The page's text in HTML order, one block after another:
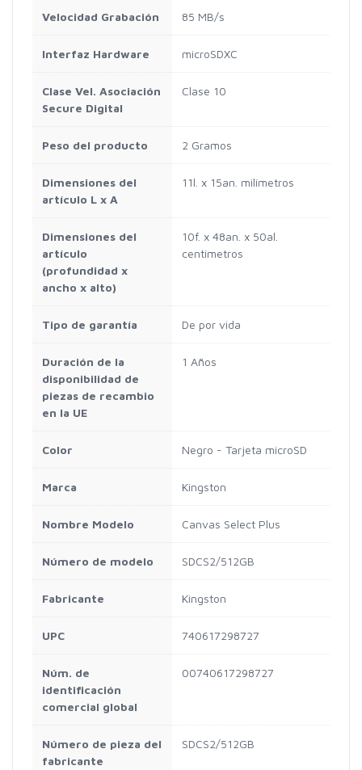
Velocidad Grabación 85 MB/s
Interfaz Hardware microSDXC
Clase Vel. Asociación
Secure Digital
Clase 10
Peso del producto 2 Gramos
Dimensiones del
artículo L x A
11l. x 15an. milímetros
Dimensiones del
artículo
(profundidad x
ancho x alto)
10f. x 48an. x 50al.
centímetros
Tipo de garantía De por vida
Duración de la
disponibilidad de
piezas de recambio
en la UE
1 Años
Color Negro - Tarjeta microSD
Marca Kingston
Nombre Modelo Canvas Select Plus
Número de modelo SDCS2/512GB
Fabricante Kingston
UPC 740617298727
Núm. de
identificación
comercial global
00740617298727
Número de pieza del
fabricante
SDCS2/512GB